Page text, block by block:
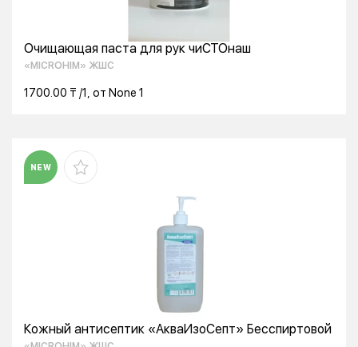
Очищающая паста для рук чиСТОнаш
«MICROHIM» ЖШС
1700.00 ₸ /1, от None 1
NEW
Кожный антисептик «АкваИзоСепт» Бесспиртовой